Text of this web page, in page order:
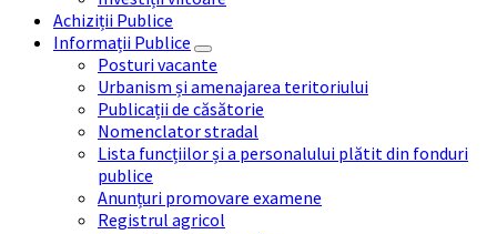
Achiziții Publice
Informații Publice
Posturi vacante
Urbanism și amenajarea teritoriului
Publicații de căsătorie
Nomenclator stradal
Lista funcțiilor și a personalului plătit din fonduri
publice
Anunțuri promovare examene
Registrul agricol